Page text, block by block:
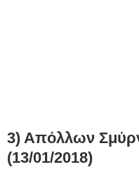
3) Απόλλων
(13/01/2018)